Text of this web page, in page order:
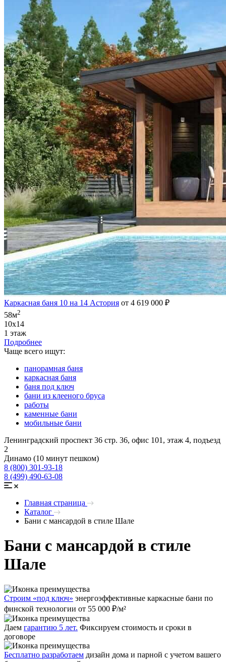
Каркасная баня 10 на 14 Астория от 4 619 000 ₽
58м2
10х14
1 этаж
Подробнее
Чаще всего ищут:
панорамная баня
каркасная баня
баня под ключ
бани из клееного бруса
работы
каменные бани
мобильные бани
Ленинградский проспект 36 стр. 36, офис 101, этаж 4, подъезд
2
Динамо (10 минут пешком)
8 (800) 301-93-18
8 (499) 490-63-08
Главная страница
Каталог
Бани с мансардой в стиле Шале
Бани с мансардой в стиле
Шале
Строим «под ключ» энергоэффективные каркасные бани по
финской технологии от 55 000 ₽/м²
Даем гарантию 5 лет. Фиксируем стоимость и сроки в
договоре
Бесплатно разработаем дизайн дома и парной с учетом вашего